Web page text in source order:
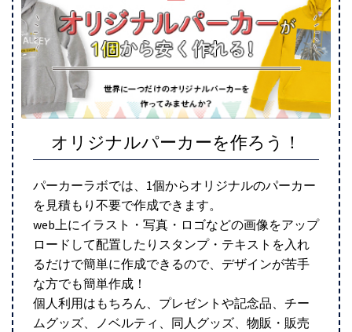
オリジナルパーカーを作ろう！
パーカーラボでは、1個からオリジナルのパーカー
を見積もり不要で作成できます。
web上にイラスト・写真・ロゴなどの画像をアップ
ロードして配置したりスタンプ・テキストを入れ
るだけで簡単に作成できるので、デザインが苦手
な方でも簡単作成！
個人利用はもちろん、プレゼントや記念品、チー
ムグッズ、ノベルティ、同人グッズ、物販・販売